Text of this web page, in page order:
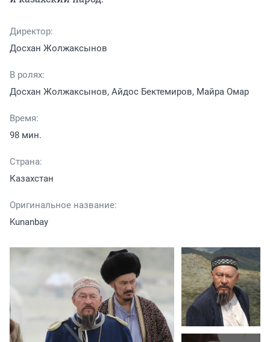
Директор:
Досхан Жолжаксынов
В ролях:
Досхан Жолжаксынов, Айдос Бектемиров, Майра Омар
Время:
98 мин.
Страна:
Казахстан
Оригинальное название:
Kunanbay